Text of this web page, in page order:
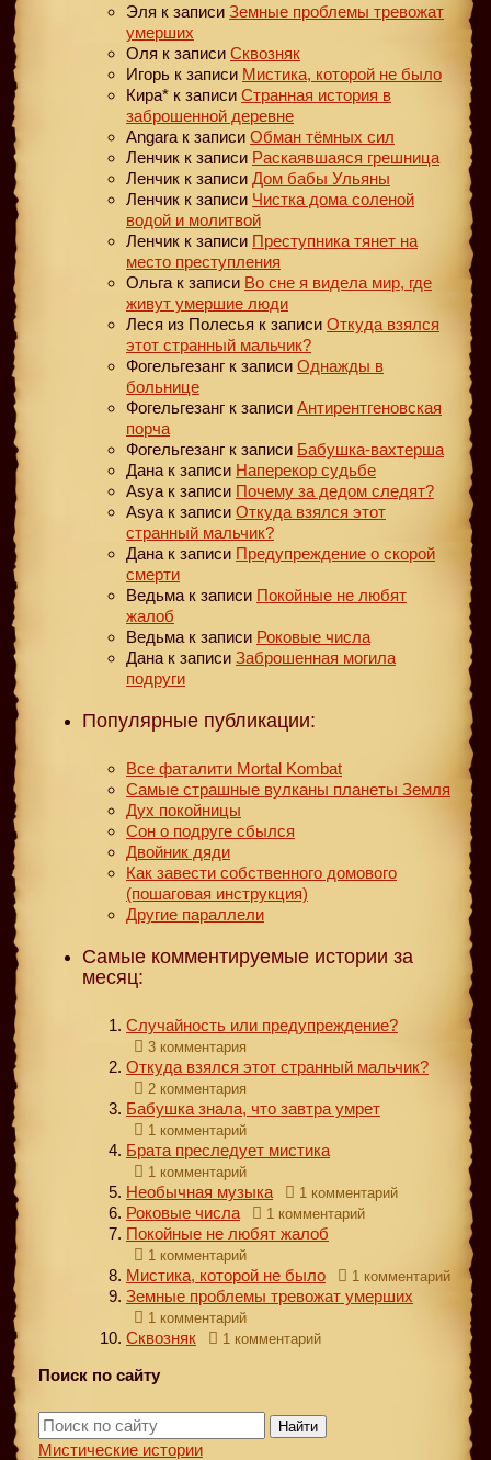
Эля к записи Земные проблемы тревожат
умерших
Оля к записи Сквозняк
Игорь к записи Мистика, которой не было
Кира* к записи Странная история в
заброшенной деревне
Angara к записи Обман тёмных сил
Ленчик к записи Раскаявшаяся грешница
Ленчик к записи Дом бабы Ульяны
Ленчик к записи Чистка дома соленой
водой и молитвой
Ленчик к записи Преступника тянет на
место преступления
Ольга к записи Во сне я видела мир, где
живут умершие люди
Леся из Полесья к записи Откуда взялся
этот странный мальчик?
Фогельгезанг к записи Однажды в
больнице
Фогельгезанг к записи Антирентгеновская
порча
Фогельгезанг к записи Бабушка-вахтерша
Дана к записи Наперекор судьбе
Asya к записи Почему за дедом следят?
Asya к записи Откуда взялся этот
странный мальчик?
Дана к записи Предупреждение о скорой
смерти
Ведьма к записи Покойные не любят
жалоб
Ведьма к записи Роковые числа
Дана к записи Заброшенная могила
подруги
Популярные публикации:
Все фаталити Mortal Kombat
Самые страшные вулканы планеты Земля
Дух покойницы
Сон о подруге сбылся
Двойник дяди
Как завести собственного домового
(пошаговая инструкция)
Другие параллели
Самые комментируемые истории за
месяц:
Случайность или предупреждение?
3 комментария
Откуда взялся этот странный мальчик?
2 комментария
Бабушка знала, что завтра умрет
1 комментарий
Брата преследует мистика
1 комментарий
Необычная музыка 1 комментарий
Роковые числа 1 комментарий
Покойные не любят жалоб
1 комментарий
Мистика, которой не было 1 комментарий
Земные проблемы тревожат умерших
1 комментарий
Сквозняк 1 комментарий
Поиск по сайту
Найти
Мистические истории